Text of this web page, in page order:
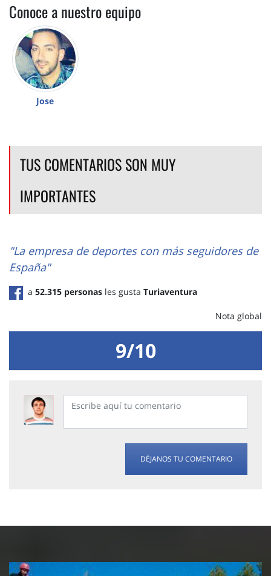
Conoce a nuestro equipo
Jose
TUS COMENTARIOS SON MUY
IMPORTANTES
"La empresa de deportes con más seguidores de
España"
a 52.315 personas les gusta Turiaventura
Nota global
9/10
DÉJANOS TU COMENTARIO